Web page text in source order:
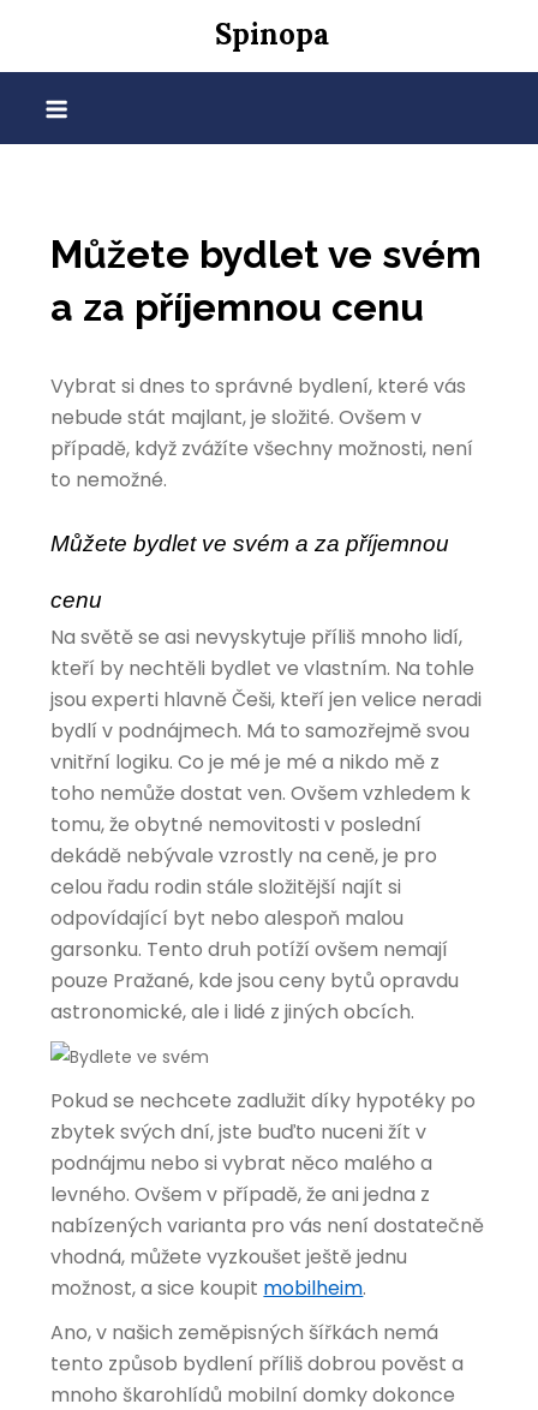
content
Spinopa
Můžete bydlet ve svém
a za příjemnou cenu
Vybrat si dnes to správné bydlení, které vás
nebude stát majlant, je složité. Ovšem v
případě, když zvážíte všechny možnosti, není
to nemožné.
Můžete bydlet ve svém a za příjemnou
cenu
Na světě se asi nevyskytuje příliš mnoho lidí,
kteří by nechtěli bydlet ve vlastním. Na tohle
jsou experti hlavně Češi, kteří jen velice neradi
bydlí v podnájmech. Má to samozřejmě svou
vnitřní logiku. Co je mé je mé a nikdo mě z
toho nemůže dostat ven. Ovšem vzhledem k
tomu, že obytné nemovitosti v poslední
dekádě nebývale vzrostly na ceně, je pro
celou řadu rodin stále složitější najít si
odpovídající byt nebo alespoň malou
garsonku. Tento druh potíží ovšem nemají
pouze Pražané, kde jsou ceny bytů opravdu
astronomické, ale i lidé z jiných obcích.
Pokud se nechcete zadlužit díky hypotéky po
zbytek svých dní, jste buďto nuceni žít v
podnájmu nebo si vybrat něco malého a
levného. Ovšem v případě, že ani jedna z
nabízených varianta pro vás není dostatečně
vhodná, můžete vyzkoušet ještě jednu
možnost, a sice koupit mobilheim.
Ano, v našich zeměpisných šířkách nemá
tento způsob bydlení příliš dobrou pověst a
mnoho škarohlídů mobilní domky dokonce